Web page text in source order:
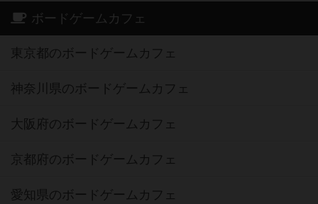
ボードゲームカフェ
東京都のボードゲームカフェ
神奈川県のボードゲームカフェ
大阪府のボードゲームカフェ
京都府のボードゲームカフェ
愛知県のボードゲームカフェ